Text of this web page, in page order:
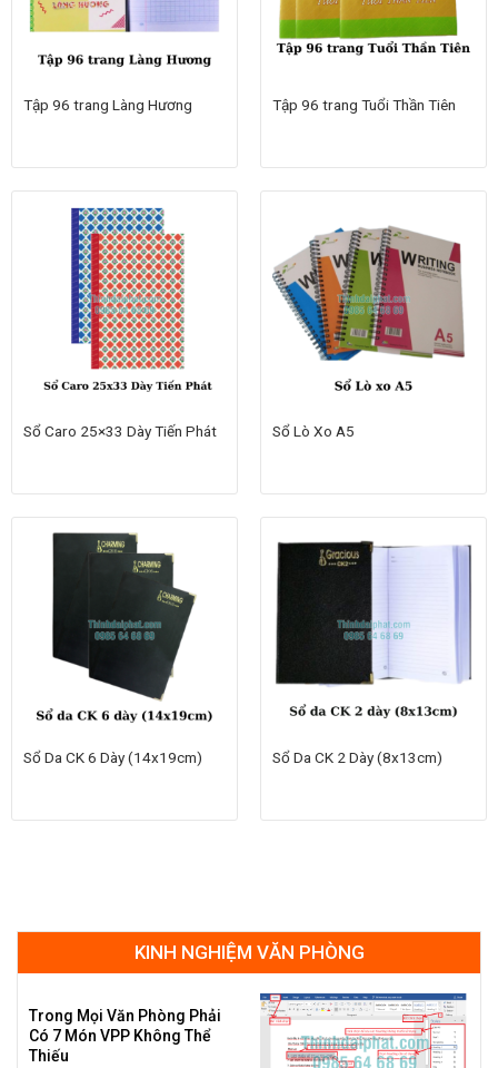
Tập 96 trang Làng Hương Tập 96 trang Tuổi Thần Tiên
Sổ Caro 25×33 Dày Tiến Phát Sổ Lò Xo A5
Sổ Da CK 6 Dày (14x19cm) Sổ Da CK 2 Dày (8x13cm)
KINH NGHIỆM VĂN PHÒNG
Trong Mọi Văn Phòng Phải
Có 7 Món VPP Không Thể
Thiếu